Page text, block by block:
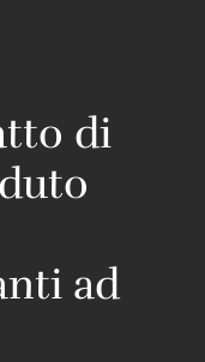
di
ad